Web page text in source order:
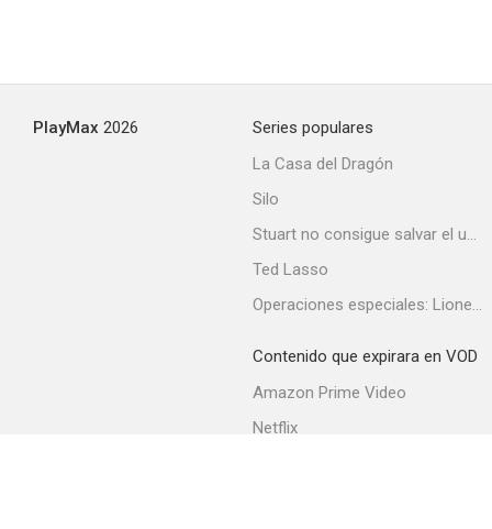
PlayMax 2026
Series populares
La Casa del Dragón
Silo
Stuart no consigue salvar el universo
Ted Lasso
Operaciones especiales: Lioness
Contenido que expirara en VOD
Amazon Prime Video
Netflix